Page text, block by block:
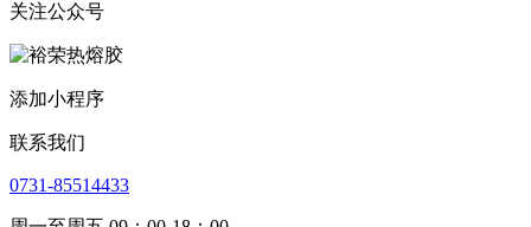
关注公众号
添加小程序
联系我们
0731-85514433